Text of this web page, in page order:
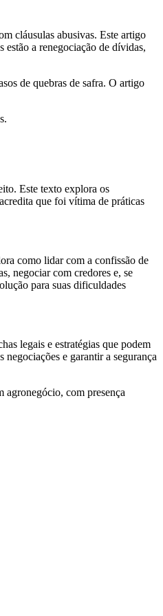
cláusulas abusivas. Este artigo
estão a renegociação de dívidas,
de quebras de safra. O artigo
Este texto explora os
que foi vítima de práticas
como lidar com a confissão de
negociar com credores e, se
para suas dificuldades
legais e estratégias que podem
e garantir a segurança
com presença